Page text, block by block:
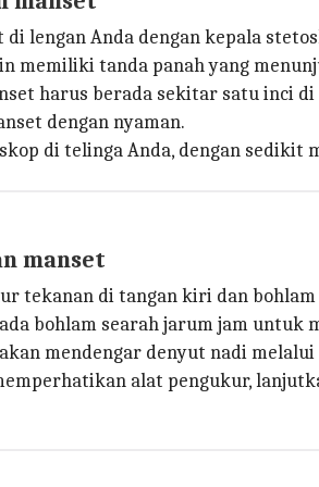
lengan Anda dengan kepala
memiliki tanda panah yang
harus berada sekitar satu inci
dengan nyaman.
di telinga Anda, dengan sedikit
manset
tekanan di tangan kiri dan
bohlam searah jarum jam untuk
mendengar denyut nadi
alat pengukur,